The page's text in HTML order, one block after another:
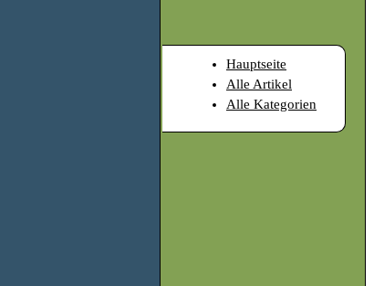
Hauptseite
Alle Artikel
Alle Kategorien